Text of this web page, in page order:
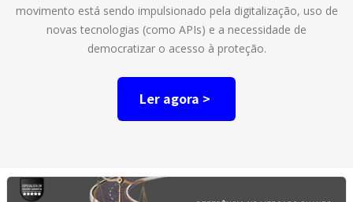
movimento está sendo impulsionado pela digitalização, uso de
novas tecnologias (como APIs) e a necessidade de
democratizar o acesso à proteção.
Ler agora >